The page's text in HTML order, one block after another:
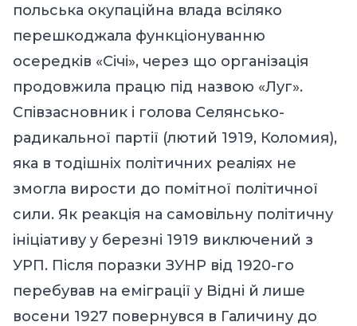
польська окупаційна влада всіляко
перешкоджала функціонуванню
осередків «Січі», через що організація
продовжила працю під назвою «Луг».
Співзасновник і голова Селянсько-
радикальної партії (лютий 1919, Коломия),
яка в тодішніх політичних реаліях не
змогла вирости до помітної політичної
сили. Як реакція на самовільну політичну
ініціативу у березні 1919 виключений з
УРП. Після поразки ЗУНР від 1920-го
перебував на еміграції у Відні й лише
восени 1927 повернувся в Галичину до